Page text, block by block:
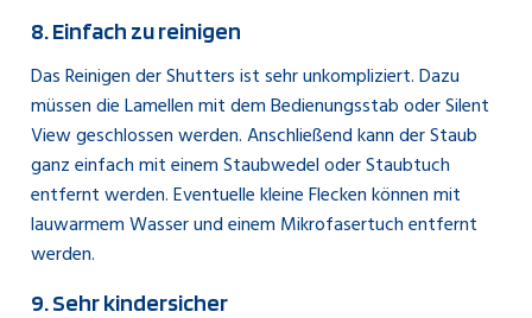
8. Einfach zu reinigen
Das Reinigen der Shutters ist sehr unkompliziert. Dazu
müssen die Lamellen mit dem Bedienungsstab oder Silent
View geschlossen werden. Anschließend kann der Staub
ganz einfach mit einem Staubwedel oder Staubtuch
entfernt werden. Eventuelle kleine Flecken können mit
lauwarmem Wasser und einem Mikrofasertuch entfernt
werden.
9. Sehr kindersicher